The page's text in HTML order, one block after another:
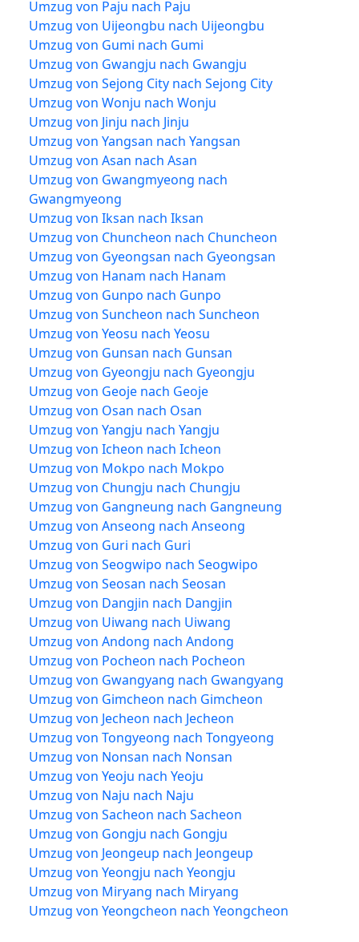
Umzug von Paju nach Paju
Umzug von Uijeongbu nach Uijeongbu
Umzug von Gumi nach Gumi
Umzug von Gwangju nach Gwangju
Umzug von Sejong City nach Sejong City
Umzug von Wonju nach Wonju
Umzug von Jinju nach Jinju
Umzug von Yangsan nach Yangsan
Umzug von Asan nach Asan
Umzug von Gwangmyeong nach
Gwangmyeong
Umzug von Iksan nach Iksan
Umzug von Chuncheon nach Chuncheon
Umzug von Gyeongsan nach Gyeongsan
Umzug von Hanam nach Hanam
Umzug von Gunpo nach Gunpo
Umzug von Suncheon nach Suncheon
Umzug von Yeosu nach Yeosu
Umzug von Gunsan nach Gunsan
Umzug von Gyeongju nach Gyeongju
Umzug von Geoje nach Geoje
Umzug von Osan nach Osan
Umzug von Yangju nach Yangju
Umzug von Icheon nach Icheon
Umzug von Mokpo nach Mokpo
Umzug von Chungju nach Chungju
Umzug von Gangneung nach Gangneung
Umzug von Anseong nach Anseong
Umzug von Guri nach Guri
Umzug von Seogwipo nach Seogwipo
Umzug von Seosan nach Seosan
Umzug von Dangjin nach Dangjin
Umzug von Uiwang nach Uiwang
Umzug von Andong nach Andong
Umzug von Pocheon nach Pocheon
Umzug von Gwangyang nach Gwangyang
Umzug von Gimcheon nach Gimcheon
Umzug von Jecheon nach Jecheon
Umzug von Tongyeong nach Tongyeong
Umzug von Nonsan nach Nonsan
Umzug von Yeoju nach Yeoju
Umzug von Naju nach Naju
Umzug von Sacheon nach Sacheon
Umzug von Gongju nach Gongju
Umzug von Jeongeup nach Jeongeup
Umzug von Yeongju nach Yeongju
Umzug von Miryang nach Miryang
Umzug von Yeongcheon nach Yeongcheon